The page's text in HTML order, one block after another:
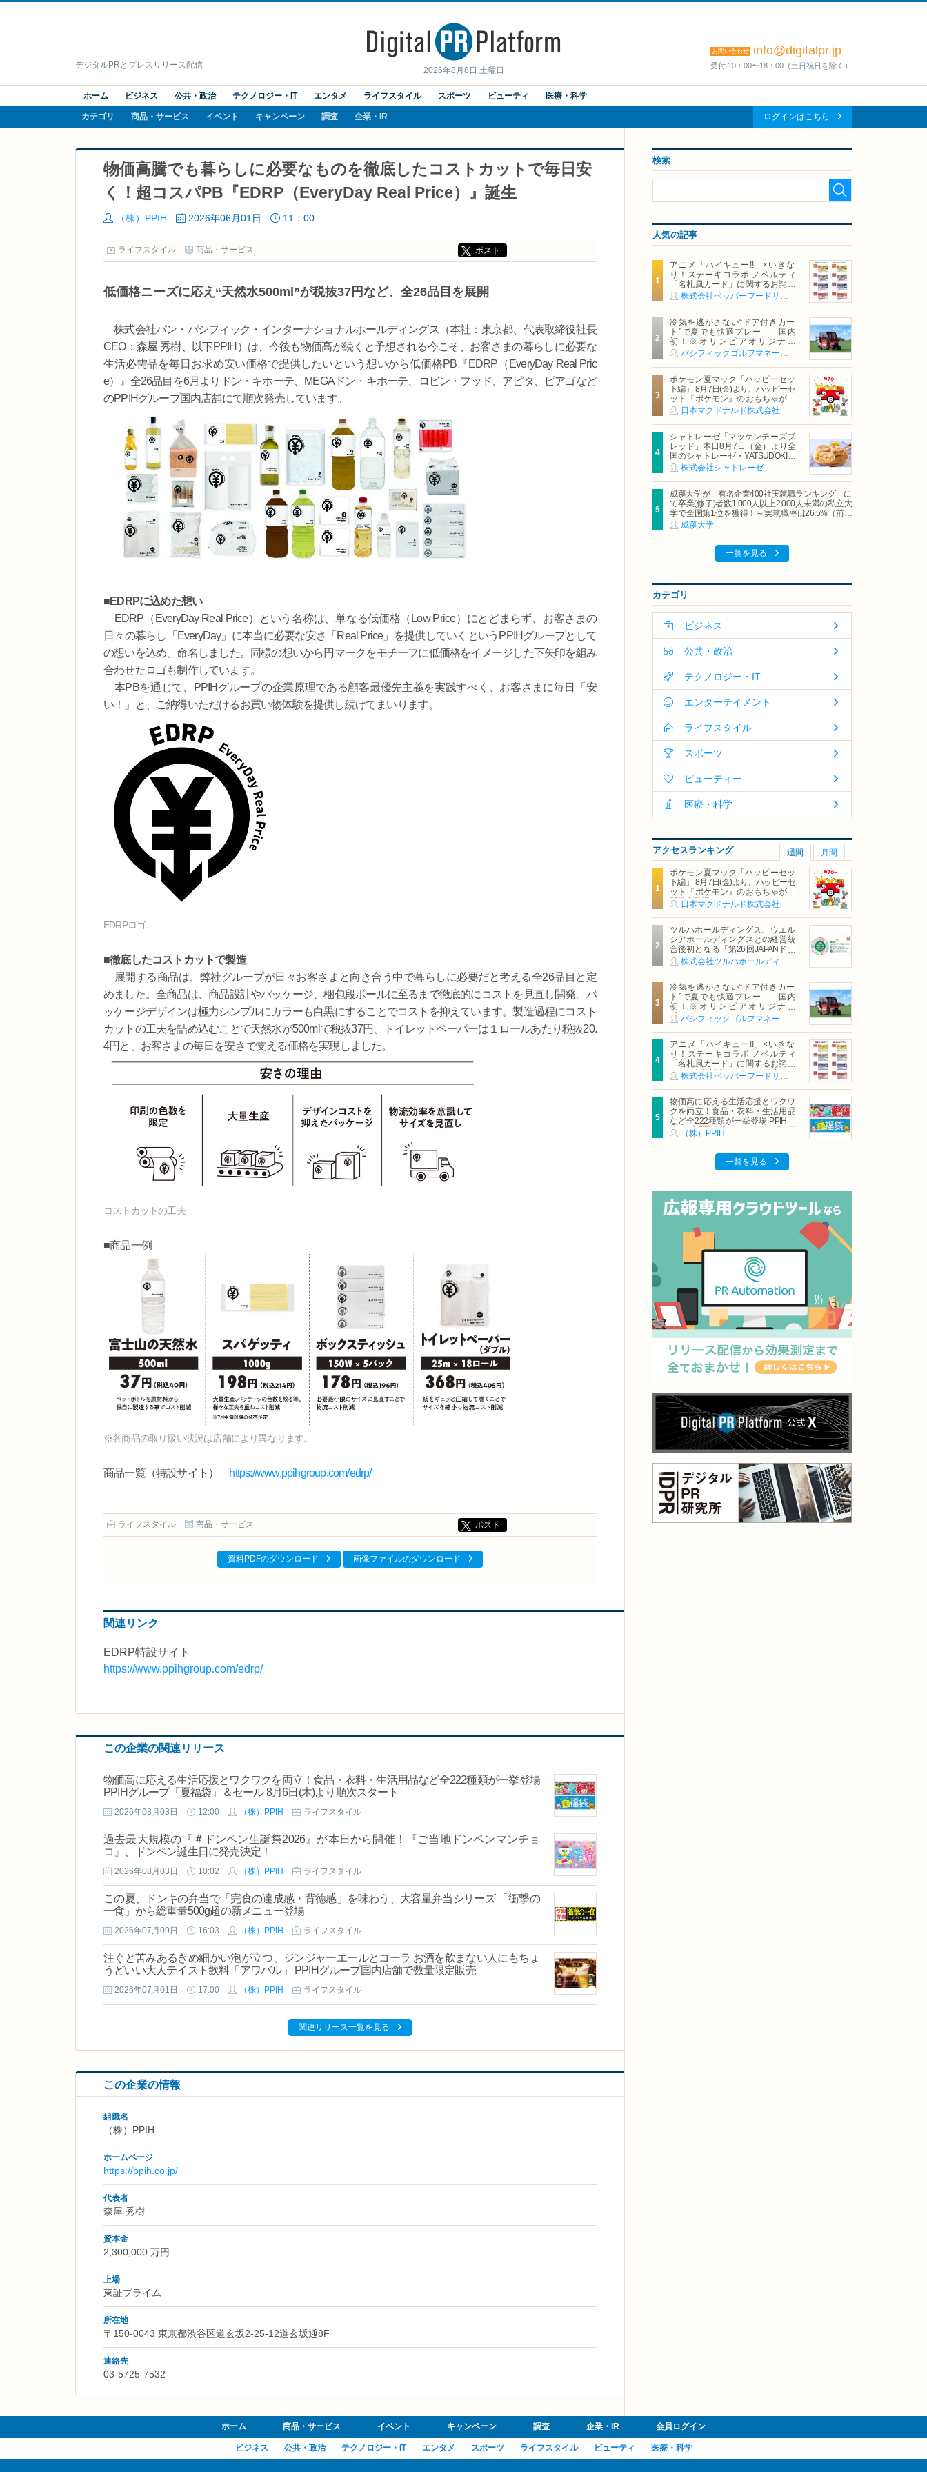
2026年8月8日 土曜日
デジタルPRとプレスリリース配信
お問い合わせ info@digitalpr.jp
受付 10：00〜18：00（土日祝日を除く）
ホーム ビジネス 公共・政治 テクノロジー・IT エンタメ ライフスタイル スポーツ ビューティ 医療・科学
カテゴリ 商品・サービス イベント キャンペーン 調査 企業・IR ログインはこちら
物価高騰でも暮らしに必要なものを徹底したコストカットで毎日安
く！超コスパPB『EDRP（EveryDay Real Price）』誕生
（株）PPIH 2026年06月01日 11：00
ライフスタイル 商品・サービス ポスト
低価格ニーズに応え“天然水500ml”が税抜37円など、全26品目を展開
株式会社パン・パシフィック・インターナショナルホールディングス（本社：東京都、代表取締役社長
CEO：森屋 秀樹、以下PPIH）は、今後も物価高が続くと予想される今こそ、お客さまの暮らしに必要な
生活必需品を毎日お求め安い価格で提供したいという想いから低価格PB『EDRP（EveryDay Real Pric
e）』全26品目を6月よりドン・キホーテ、MEGAドン・キホーテ、ロビン・フッド、アピタ、ピアゴなど
のPPIHグループ国内店舗にて順次発売しています。
■EDRPに込めた想い
EDRP（EveryDay Real Price）という名称は、単なる低価格（Low Price）にとどまらず、お客さまの
日々の暮らし「EveryDay」に本当に必要な安さ「Real Price」を提供していくというPPIHグループとして
の想いを込め、命名しました。同様の想いから円マークをモチーフに低価格をイメージした下矢印を組み
合わせたロゴも制作しています。
本PBを通じて、PPIHグループの企業原理である顧客最優先主義を実践すべく、お客さまに毎日「安
い！」と、ご納得いただけるお買い物体験を提供し続けてまいります。
EDRPロゴ
■徹底したコストカットで製造
展開する商品は、弊社グループが日々お客さまと向き合う中で暮らしに必要だと考える全26品目と定
めました。全商品は、商品設計やパッケージ、梱包段ボールに至るまで徹底的にコストを見直し開発。パ
ッケージデザインは極力シンプルにカラーも白黒にすることでコストを抑えています。製造過程にコスト
カットの工夫を詰め込むことで天然水が500mlで税抜37円、トイレットペーパーは１ロールあたり税抜20.
4円と、お客さまの毎日を安さで支える価格を実現しました。
コストカットの工夫
■商品一例
※各商品の取り扱い状況は店舗により異なります。
商品一覧（特設サイト） https://www.ppihgroup.com/edrp/
ライフスタイル 商品・サービス ポスト
資料PDFのダウンロード 画像ファイルのダウンロード
関連リンク
EDRP特設サイト
https://www.ppihgroup.com/edrp/
この企業の関連リリース
物価高に応える生活応援とワクワクを両立！食品・衣料・生活用品など全222種類が一挙登場
PPIHグループ「夏福袋」＆セール 8月6日(木)より順次スタート
2026年08月03日 12:00 （株）PPIH ライフスタイル
過去最大規模の『＃ドンペン生誕祭2026』が本日から開催！『ご当地ドンペンマンチョ
コ』、ドンペン誕生日に発売決定！
2026年08月03日 10:02 （株）PPIH ライフスタイル
この夏、ドンキの弁当で「完食の達成感・背徳感」を味わう、大容量弁当シリーズ 「衝撃の
一食」から総重量500g超の新メニュー登場
2026年07月09日 16:03 （株）PPIH ライフスタイル
注ぐと苦みあるきめ細かい泡が立つ、ジンジャーエールとコーラ お酒を飲まない人にもちょ
うどいい大人テイスト飲料「アワバル」 PPIHグループ国内店舗で数量限定販売
2026年07月01日 17:00 （株）PPIH ライフスタイル
関連リリース一覧を見る
この企業の情報
組織名
（株）PPIH
ホームページ
https://ppih.co.jp/
代表者
森屋 秀樹
資本金
2,300,000 万円
上場
東証プライム
所在地
〒150-0043 東京都渋谷区道玄坂2-25-12道玄坂通8F
連絡先
03-5725-7532
検索
人気の記事
アニメ「ハイキュー!!」×いきな
り！ステーキコラボ ノベルティ
「名札風カード」に関するお詫び
および交換対応についてのご案内
冷気を逃がさない“ドア付きカー
ト”で夏でも快適プレー 国内
初！※オリンピアオリジナル
「AirCon Cart（エアコンカー
ト）」導入 | ＰＧＭ
ポケモン夏マック「ハッピーセッ
ト編」 8月7日(金)より、ハッピーセ
ット『ポケモン』のおもちゃが期
間限定登場
日本マクドナルド株式会社
シャトレーゼ「マッケンチーズブ
レッド」本日8月7日（金）より全
国のシャトレーゼ・YATSUDOKIで
発売株式会社シャトレーゼ
成蹊大学が「有名企業400社実就職ランキング」に
て卒業(修了)者数1,000人以上2,000人未満の私立大
学で全国第1位を獲得！～実就職率は26.5%（前年
比＋4.3pt）に伸長、東京の私立大学でも10位にラ
ンクイン～
成蹊大学
一覧を見る
カテゴリ
ビジネス
公共・政治
テクノロジー・IT
エンターテイメント
ライフスタイル
スポーツ
ビューティー
医療・科学
アクセスランキング 週間 月間
ポケモン夏マック「ハッピーセッ
ト編」 8月7日(金)より、ハッピーセ
ット『ポケモン』のおもちゃが期
間限定登場
日本マクドナルド株式会社
ツルハホールディングス、ウエル
シアホールディングスとの経営統
合後初となる「第26回JAPANドラ
ッグストアショー」に出展
冷気を逃がさない“ドア付きカー
ト”で夏でも快適プレー 国内
初！※オリンピアオリジナル
「AirCon Cart（エアコンカー
ト）」導入 | ＰＧＭ
アニメ「ハイキュー!!」×いきな
り！ステーキコラボ ノベルティ
「名札風カード」に関するお詫び
および交換対応についてのご案内
物価高に応える生活応援とワクワ
クを両立！食品・衣料・生活用品
など全222種類が一挙登場 PPIHグ
ループ「夏福袋」＆セール 8月6日
(木)より順次スタート
（株）PPIH
一覧を見る
ホーム 商品・サービス イベント キャンペーン 調査 企業・IR 会員ログイン
ビジネス 公共・政治 テクノロジー・IT エンタメ スポーツ ライフスタイル ビューティ 医療・科学